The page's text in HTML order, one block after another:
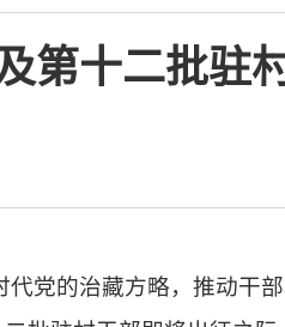
第十二批驻
党的治藏方略，推动干